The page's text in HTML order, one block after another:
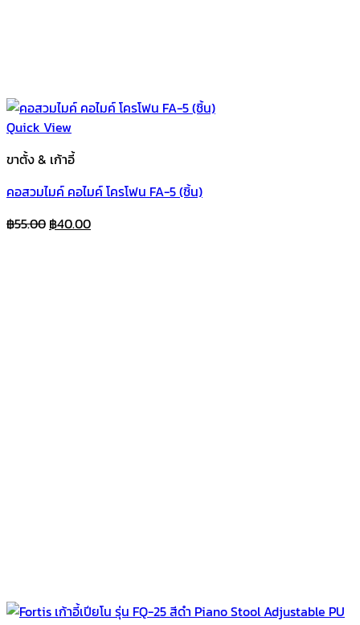
Quick View
ขาตั้ง & เก้าอี้
คอสวมไมค์ คอไมค์ โครโฟน FA-5 (ชิ้น)
฿55.00 Original
฿40.00Current